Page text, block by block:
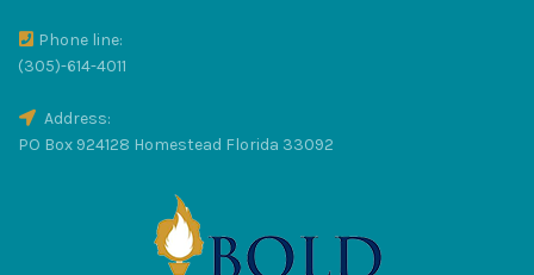
Phone line:
(305)-614-4011
Address:
PO Box 924128 Homestead Florida 33092